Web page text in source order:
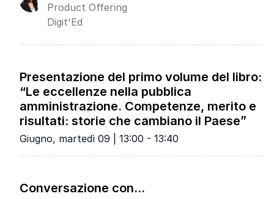
Product Offering
Digit'Ed
Presentazione del primo volume del libro:
“Le eccellenze nella pubblica
amministrazione. Competenze, merito e
risultati: storie che cambiano il Paese”
Giugno, martedì 09 | 13:00 - 13:40
Conversazione con...